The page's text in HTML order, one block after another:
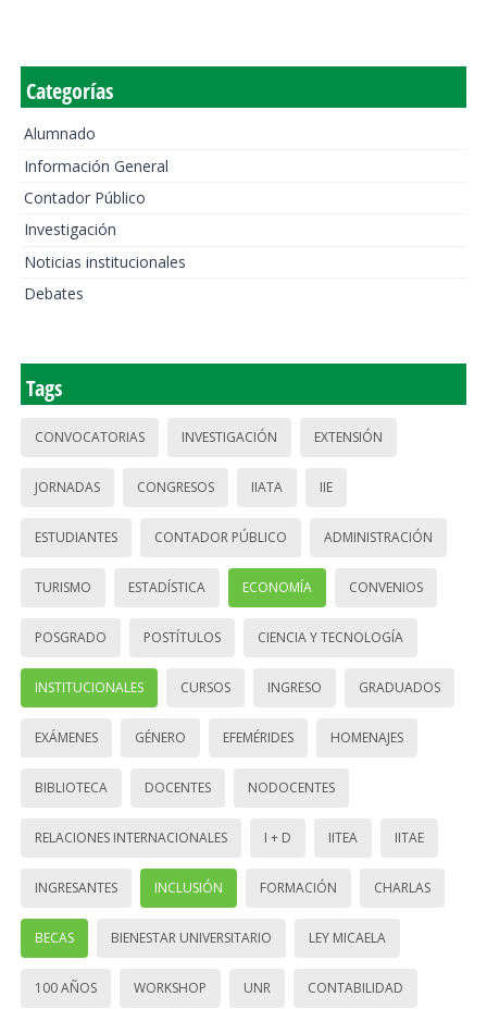
Categorías
Alumnado
Información General
Contador Público
Investigación
Noticias institucionales
Debates
Tags
CONVOCATORIAS INVESTIGACIÓN EXTENSIÓN
JORNADAS CONGRESOS IIATA IIE
ESTUDIANTES CONTADOR PÚBLICO ADMINISTRACIÓN
TURISMO ESTADÍSTICA ECONOMÍA CONVENIOS
POSGRADO POSTÍTULOS CIENCIA Y TECNOLOGÍA
INSTITUCIONALES CURSOS INGRESO GRADUADOS
EXÁMENES GÉNERO EFEMÉRIDES HOMENAJES
BIBLIOTECA DOCENTES NODOCENTES
RELACIONES INTERNACIONALES I + D IITEA IITAE
INGRESANTES INCLUSIÓN FORMACIÓN CHARLAS
BECAS BIENESTAR UNIVERSITARIO LEY MICAELA
100 AÑOS WORKSHOP UNR CONTABILIDAD